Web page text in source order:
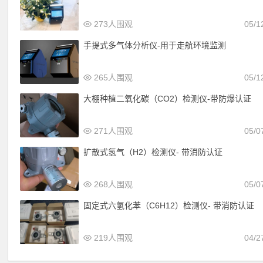
05/
273人围观
手提式多气体分析仪-用于走航环境监测
05/
265人围观
大棚种植二氧化碳（CO2）检测仪-带防爆认证
05/
271人围观
扩散式氢气（H2）检测仪- 带消防认证
05/
268人围观
固定式六氢化苯（C6H12）检测仪- 带消防认证
04/
219人围观